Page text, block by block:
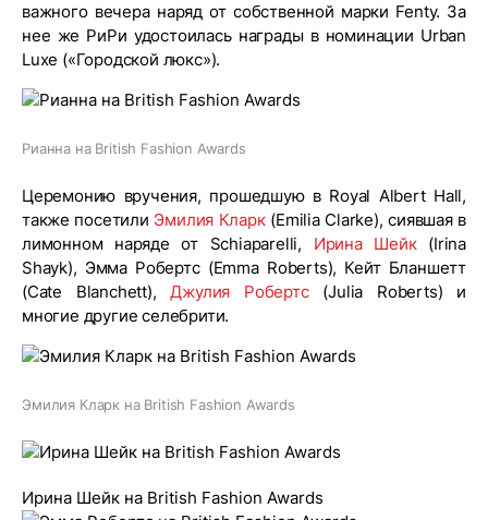
важного вечера наряд от собственной марки Fenty. За
нее же РиРи удостоилась награды в номинации Urban
Luxe («Городской люкс»).
Рианна на British Fashion Awards
Церемонию вручения, прошедшую в Royal Albert Hall,
также посетили Эмилия Кларк(Emilia Clarke), сиявшая в
лимонном наряде от Schiaparelli, Ирина Шейк(Irina
Shayk), Эмма Робертс (Emma Roberts), Кейт Бланшетт
(Cate Blanchett),Джулия Робертс(Julia Roberts) и
многие другие селебрити.
Эмилия Кларк на British Fashion Awards
Ирина Шейк на British Fashion Awards